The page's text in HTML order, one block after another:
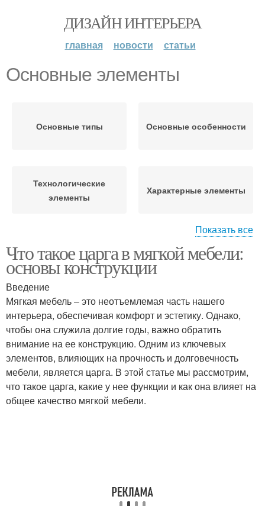
ДИЗАЙН ИНТЕРЬЕРА
главная новости статьи
Основные элементы
Основные типы Основные особенности
Технологические
элементы
Характерные элементы
Основные принципы
Функциональные
элементы
Основные этапы Основные тренды
Основные тенденции
Необходимые
элементы
Показать все
Что такое царга в мягкой мебели:
основы конструкции
Введение
Мягкая мебель – это неотъемлемая часть нашего
интерьера, обеспечивая комфорт и эстетику. Однако,
чтобы она служила долгие годы, важно обратить
внимание на ее конструкцию. Одним из ключевых
элементов, влияющих на прочность и долговечность
мебели, является царга. В этой статье мы рассмотрим,
что такое царга, какие у нее функции и как она влияет на
общее качество мягкой мебели.